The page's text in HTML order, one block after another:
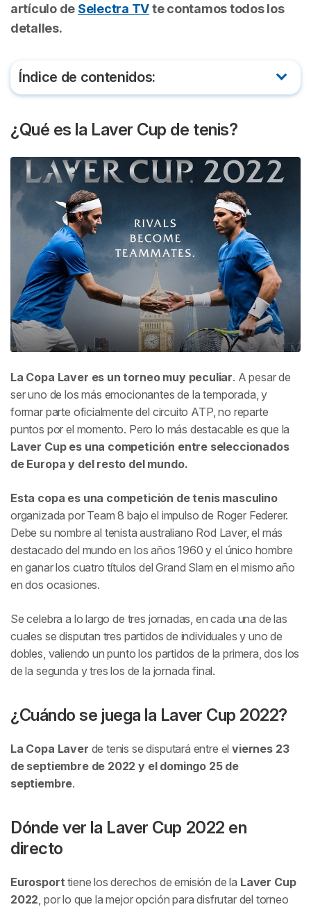
artículo de Selectra TVte contamos todos los
detalles.
Índice de contenidos:
¿Cuándo se juega la Laver Cup 2022?
Dónde ver la Laver Cup 2022 en directo
Horarios de la Copa Laver 2022
¿Qué jugadores participan en la Laver Cup 2022?
Nadal y Federer se unen en la Laver Cup 2022
¿Dónde se disputará la Laver Cup 2022?
¿Qué es la Laver Cup de tenis?
La Copa Laver es un torneo muy peculiar. A pesar de
ser uno de los más emocionantes de la temporada, y
formar parte oficialmente del circuito ATP, no reparte
puntos por el momento. Pero lo más destacable es que la
Laver Cup es una competición entre seleccionados
de Europa y del resto del mundo.
Esta copa es una competición de tenis masculino
organizada por Team 8 bajo el impulso de Roger Federer.
Debe su nombre al tenista australiano Rod Laver, el más
destacado del mundo en los años 1960 y el único hombre
en ganar los cuatro títulos del Grand Slam en el mismo año
en dos ocasiones.
Se celebra a lo largo de tres jornadas, en cada una de las
cuales se disputan tres partidos de individuales y uno de
dobles, valiendo un punto los partidos de la primera, dos los
de la segunda y tres los de la jornada final.
¿Cuándo se juega la Laver Cup 2022?
La Copa Laver de tenis se disputará entre elviernes 23
de septiembre de 2022 y el domingo 25 de
septiembre.
Dónde ver la Laver Cup 2022 en
directo
Eurosporttiene los derechos de emisión de la Laver Cup
2022 , por lo que la mejor opción para disfrutar del torneo